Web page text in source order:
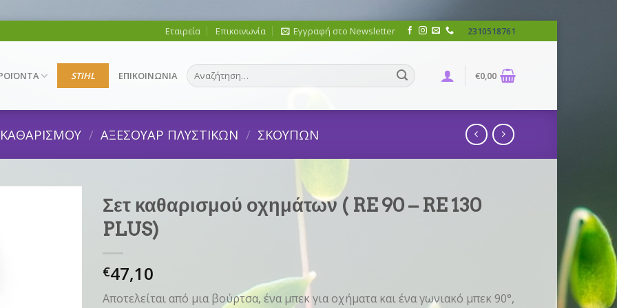
Εταιρεία Επικοινωνία Εγγραφή στο Newsletter 2310518761
STIHL ΕΠΙΚΟΙΝΩΝΙΑ
Αναζήτηση
για:
€0,00
ΚΑΘΑΡΙΣΜΟΥ / ΑΞΕΣΟΥΑΡ ΠΛΥΣΤΙΚΩΝ / ΣΚΟΥΠΩΝ
Σετ καθαρισμού οχημάτων ( RE 90 – RE 130
PLUS)
€47,10
Αποτελείται από μια βούρτσα, ένα μπεκ για οχήματα και ένα γωνιακό μπεκ 90°,